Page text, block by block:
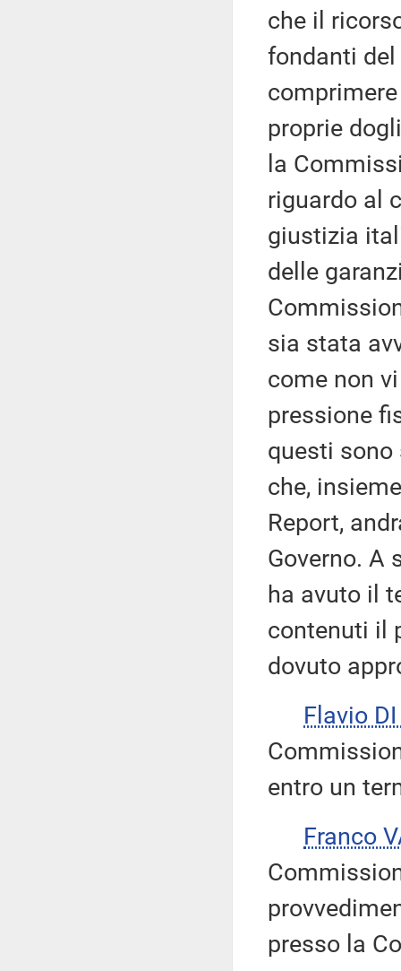
che il
fondanti
proprie
la
riguardo al
giustizia
delle
sia stata
come non
pressione
questi
che,
Report,
Governo. A
ha avuto il
contenuti il
dovuto
Flavio
entro un
Franco
presso la